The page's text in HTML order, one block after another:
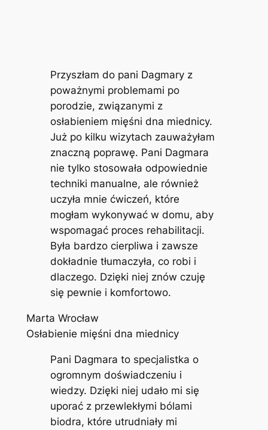
Przyszłam do pani Dagmary z
poważnymi problemami po
porodzie, związanymi z
osłabieniem mięśni dna miednicy.
Już po kilku wizytach zauważyłam
znaczną poprawę. Pani Dagmara
nie tylko stosowała odpowiednie
techniki manualne, ale również
uczyła mnie ćwiczeń, które
mogłam wykonywać w domu, aby
wspomagać proces rehabilitacji.
Była bardzo cierpliwa i zawsze
dokładnie tłumaczyła, co robi i
dlaczego. Dzięki niej znów czuję
się pewnie i komfortowo.
Marta Wrocław
Osłabienie mięśni dna miednicy
Pani Dagmara to specjalistka o
ogromnym doświadczeniu i
wiedzy. Dzięki niej udało mi się
uporać z przewlekłymi bólami
biodra, które utrudniały mi